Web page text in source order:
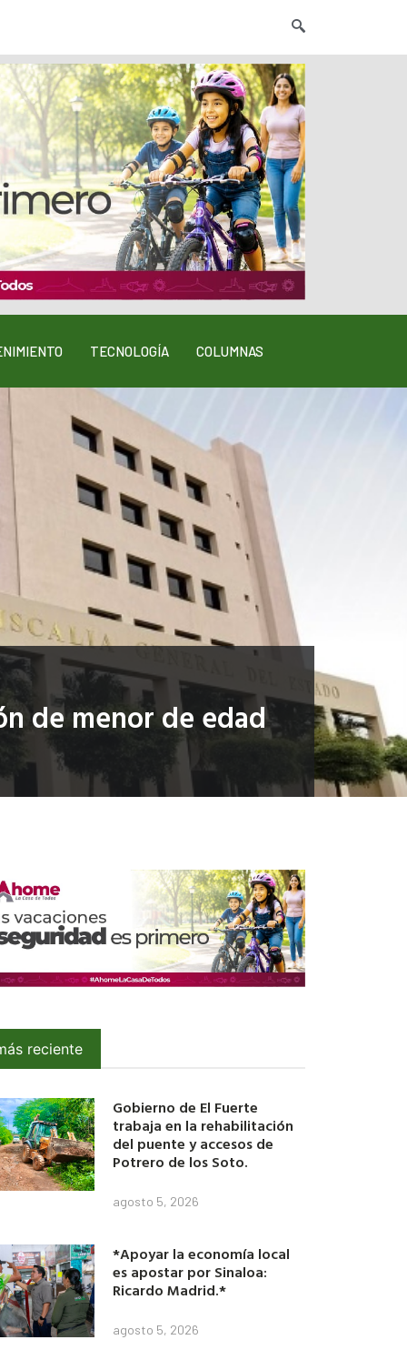
TECNOLOGÍA COLUMNAS
de menor de edad
reciente
Gobierno de El Fuerte
trabaja en la rehabilitación
del puente y accesos de
Potrero de los Soto.
agosto 5, 2026
*Apoyar la economía local
es apostar por Sinaloa:
Ricardo Madrid.*
agosto 5, 2026